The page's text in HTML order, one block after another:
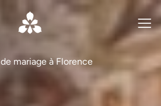
mariage à Florence